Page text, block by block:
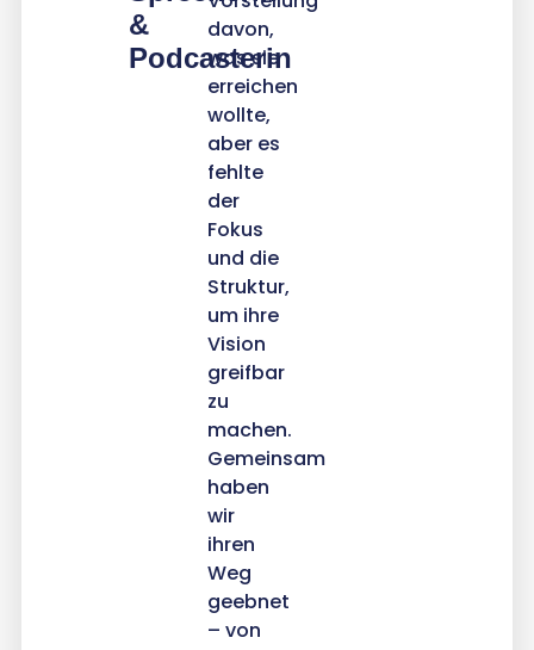
&
Podcasterin
davon,
was sie
erreichen
wollte,
aber es
fehlte
der
Fokus
und die
Struktur,
um ihre
Vision
greifbar
zu
machen.
Gemeinsam
haben
wir
ihren
Weg
geebnet
– von